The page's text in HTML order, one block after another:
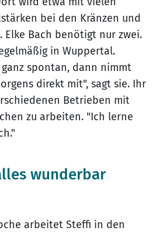
bei den Kränzen und
Elke Bach benötigt nur zwei.
in Wuppertal.
spontan, dann nimmt
direkt mit", sagt sie. Ihr
Betrieben mit
zu arbeiten. "Ich lerne
wunderbar
arbeitet Steffi in den